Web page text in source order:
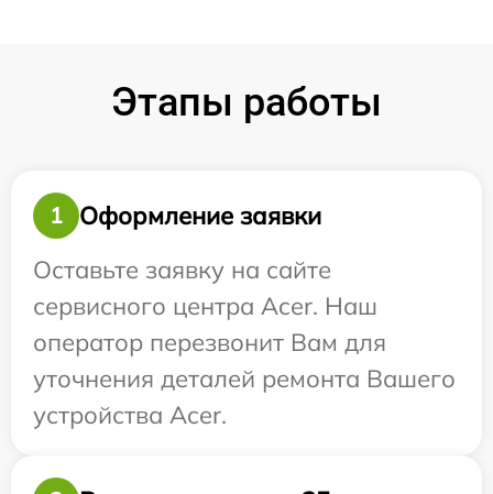
Этапы работы
1
Оформление заявки
Оставьте заявку на сайте
сервисного центра Acer. Наш
оператор перезвонит Вам для
уточнения деталей ремонта Вашего
устройства Acer.